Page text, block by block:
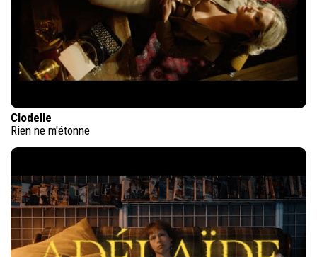
Clodelle
Rien ne m'étonne